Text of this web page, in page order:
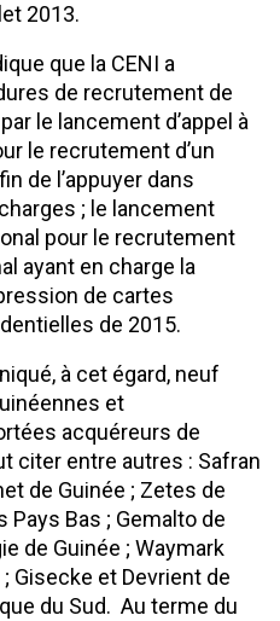
2013.
que la CENI a
de recrutement de
le lancement d’appel à
le recrutement d’un
de l’appuyer dans
; le lancement
pour le recrutement
ayant en charge la
de cartes
de 2015.
à cet égard, neuf
et
acquéreurs de
citer entre autres : Safran
de Guinée ; Zetes de
Pays Bas ; Gemalto de
de Guinée ; Waymark
Gisecke et Devrient de
du Sud. Au terme du